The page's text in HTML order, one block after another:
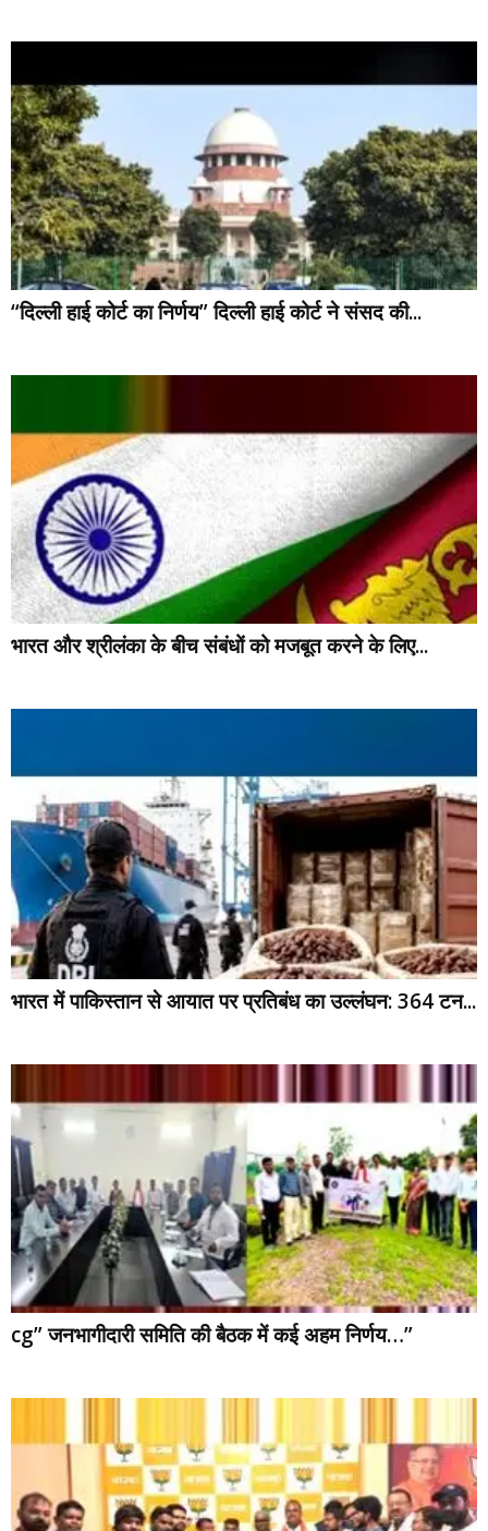
“दिल्ली हाई कोर्ट का निर्णय” दिल्ली हाई कोर्ट ने संसद की...
भारत और श्रीलंका के बीच संबंधों को मजबूत करने के लिए...
भारत में पाकिस्तान से आयात पर प्रतिबंध का उल्लंघन: 364 टन...
cg” जनभागीदारी समिति की बैठक में कई अहम निर्णय…”